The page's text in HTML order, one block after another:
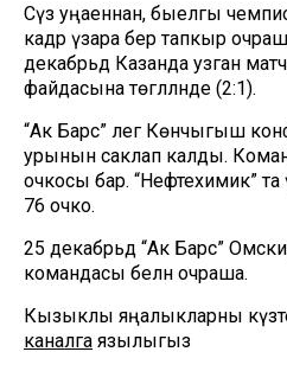
Сүз уңаеннан, быелгы
кадәр үзара бер тапкыр
декабрьдә Казанда узган
файдасына төгәлләнде (2:1).
“Ак Барс” әлегә Көнчыгыш
урынын саклап калды.
очкосы бар. “Нефтехимик” та
76 очко.
25 декабрьдә “Ак Барс”
командасы белән очраша.
Кызыклы яңалыкларны
каналга язылыгыз